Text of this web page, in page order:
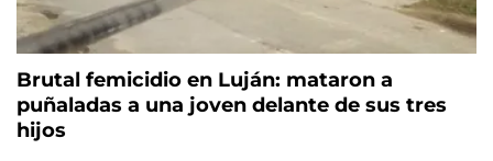
Brutal femicidio en Luján: mataron a
puñaladas a una joven delante de sus tres
hijos